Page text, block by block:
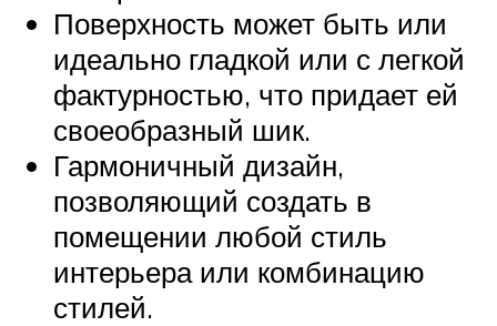
Поверхность может быть или
идеально гладкой или с легкой
фактурностью, что придает ей
своеобразный шик.
Гармоничный дизайн,
позволяющий создать в
помещении любой стиль
интерьера или комбинацию
стилей.